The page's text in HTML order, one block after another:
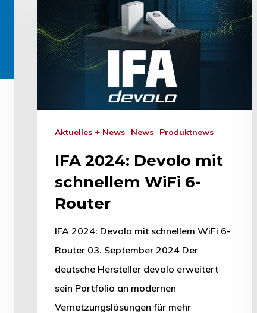
Aktuelles + News News Produktnews
IFA 2024: Devolo mit
schnellem WiFi 6-
Router
IFA 2024: Devolo mit schnellem WiFi 6-
Router 03. September 2024 Der
deutsche Hersteller devolo erweitert
sein Portfolio an modernen
Vernetzungslösungen für mehr